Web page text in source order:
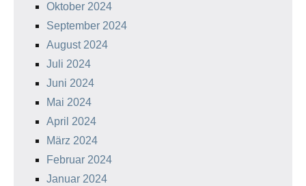
Oktober 2024
September 2024
August 2024
Juli 2024
Juni 2024
Mai 2024
April 2024
März 2024
Februar 2024
Januar 2024